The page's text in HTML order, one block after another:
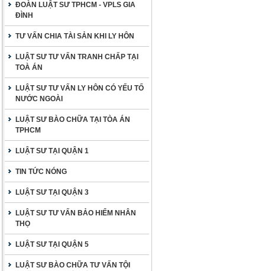
ĐOÀN LUẬT SƯ TPHCM - VPLS GIA
ĐÌNH
TƯ VẤN CHIA TÀI SẢN KHI LY HÔN
LUẬT SƯ TƯ VẤN TRANH CHẤP TẠI
TOÀ ÁN
LUẬT SƯ TƯ VẤN LY HÔN CÓ YẾU TỐ
NƯỚC NGOÀI
LUẬT SƯ BÀO CHỮA TẠI TÒA ÁN
TPHCM
LUẬT SƯ TẠI QUẬN 1
TIN TỨC NÓNG
LUẬT SƯ TẠI QUẬN 3
LUẬT SƯ TƯ VẤN BẢO HIỂM NHÂN
THỌ
LUẬT SƯ TẠI QUẬN 5
LUẬT SƯ BÀO CHỮA TƯ VẤN TỘI